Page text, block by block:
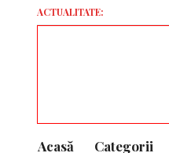
ACTUALITATE:
Acasă Categorii